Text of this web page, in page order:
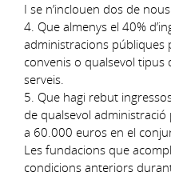
I se n’inclouen dos de
4. Que almenys el 40%
administracions públiques
convenis o qualsevol
serveis.
5. Que hagi rebut
de qualsevol
a 60.000 euros en el
Les fundacions que
condicions anteriors